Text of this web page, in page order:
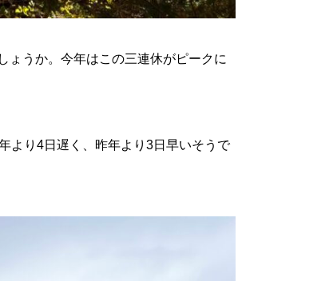
ょうか。今年はこの三連休がピークに
より4日遅く、昨年より3日早いそうで